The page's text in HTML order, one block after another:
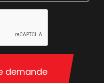
demande